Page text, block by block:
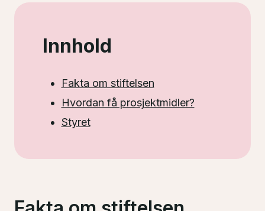
Innhold
Fakta om stiftelsen
Hvordan få prosjektmidler?
Styret